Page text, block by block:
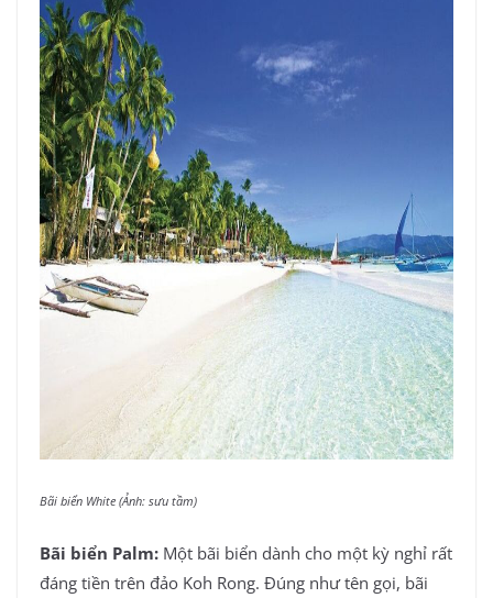
Bãi biển White (Ảnh: sưu tầm)
Bãi biển Palm: Một bãi biển dành cho một kỳ nghỉ rất
đáng tiền trên đảo Koh Rong. Đúng như tên gọi, bãi